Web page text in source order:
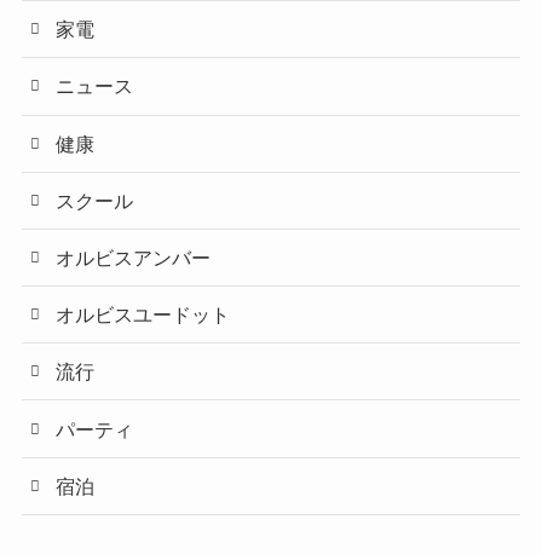
家電
ニュース
健康
スクール
オルビスアンバー
オルビスユードット
流行
パーティ
宿泊